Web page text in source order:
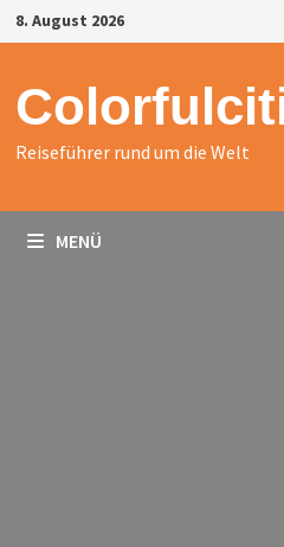
Zurück
zum
8. August 2026
Reiseführer rund um die Welt
MENÜ